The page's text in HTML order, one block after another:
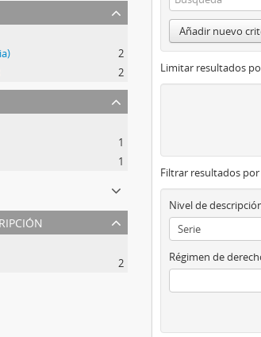
2
2
1
1
2
Añadir nuevo
Limitar resultados
Filtrar resultados por
Nivel de
Régimen de